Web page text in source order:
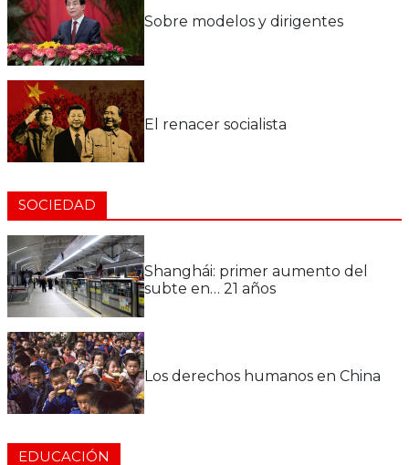
Sobre modelos y dirigentes
El renacer socialista
SOCIEDAD
Shanghái: primer aumento del
subte en… 21 años
Los derechos humanos en China
EDUCACIÓN